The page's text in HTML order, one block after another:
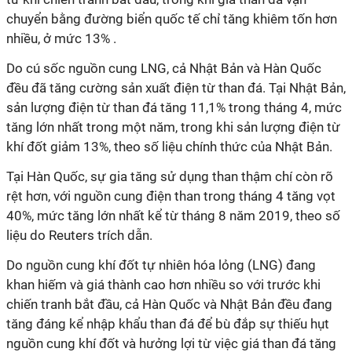
chuyển bằng đường biển quốc tế chỉ tăng khiêm tốn hơn
nhiều, ở mức 13% .
Do cú sốc nguồn cung LNG, cả Nhật Bản và Hàn Quốc
đều đã tăng cường sản xuất điện từ than đá. Tại Nhật Bản,
sản lượng điện từ than đá tăng 11,1% trong tháng 4, mức
tăng lớn nhất trong một năm, trong khi sản lượng điện từ
khí đốt giảm 13%, theo số liệu chính thức của Nhật Bản.
Tại Hàn Quốc, sự gia tăng sử dụng than thậm chí còn rõ
rệt hơn, với nguồn cung điện than trong tháng 4 tăng vọt
40%, mức tăng lớn nhất kể từ tháng 8 năm 2019, theo số
liệu do Reuters trích dẫn.
Do nguồn cung khí đốt tự nhiên hóa lỏng (LNG) đang
khan hiếm và giá thành cao hơn nhiều so với trước khi
chiến tranh bắt đầu, cả Hàn Quốc và Nhật Bản đều đang
tăng đáng kể nhập khẩu than đá để bù đắp sự thiếu hụt
nguồn cung khí đốt và hưởng lợi từ việc giá than đá tăng